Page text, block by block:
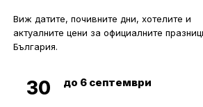
Виж датите, почивните дни, хотелите и
актуалните цени за официалните
България.
30 до 6 септември